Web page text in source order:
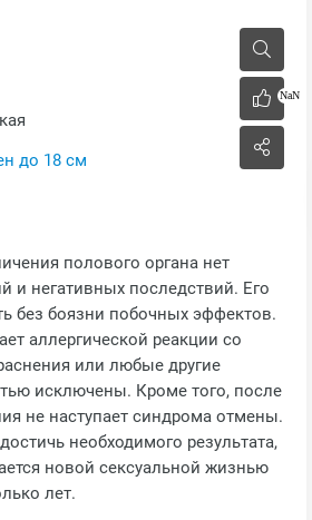
NaN
полового органа нет
и негативных последствий. Его
без боязни побочных эффектов.
аллергической реакции со
или любые другие
исключены. Кроме того, после
не наступает синдрома отмены.
необходимого результата,
новой сексуальной жизнью
лет.